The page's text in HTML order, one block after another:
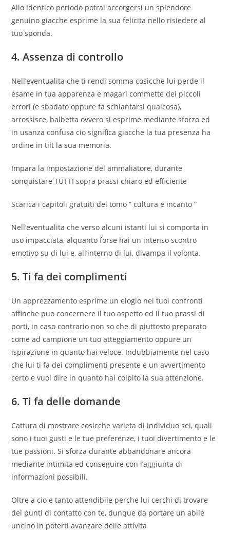
Allo identico periodo potrai accorgersi un splendore
genuino giacche esprime la sua felicita nello risiedere al
tuo sponda.
4. Assenza di controllo
Nell’eventualita che ti rendi somma cosicche lui perde il
esame in tua apparenza e magari commette dei piccoli
errori (e sbadato oppure fa schiantarsi qualcosa),
arrossisce, balbetta ovvero si esprime mediante sforzo ed
in usanza confusa cio significa giacche la tua presenza ha
ordine in tilt la sua memoria.
Impara la impostazione del ammaliatore, durante
conquistare TUTTI sopra prassi chiaro ed efficiente
Scarica i capitoli gratuiti del tomo ” cultura e incanto “
Nell’eventualita che verso alcuni istanti lui si comporta in
uso impacciata, alquanto forse hai un intenso scontro
emotivo su di lui e, all’interno di lui, divampa il volonta.
5. Ti fa dei complimenti
Un apprezzamento esprime un elogio nei tuoi confronti
affinche puo concernere il tuo aspetto ed il tuo prassi di
porti, in caso contrario non so che di piuttosto preparato
come ad campione un tuo atteggiamento oppure un
ispirazione in quanto hai veloce. Indubbiamente nel caso
che lui ti fa dei complimenti presente e un avvertimento
certo e vuol dire in quanto hai colpito la sua attenzione.
6. Ti fa delle domande
Cattura di mostrare cosicche varieta di individuo sei, quali
sono i tuoi gusti e le tue preferenze, i tuoi divertimento e le
tue passioni. Si sforza durante abbandonare ancora
mediante intimita ed conseguire con l’aggiunta di
informazioni possibili.
Oltre a cio e tanto attendibile perche lui cerchi di trovare
dei punti di contatto con te, dunque da portare un abile
uncino in poterti avanzare delle attivita